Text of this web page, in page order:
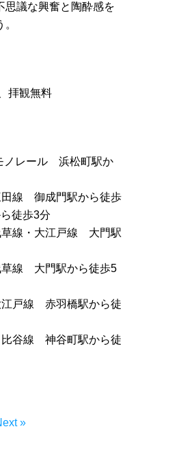
思議な興奮と陶酔感を
拝観無料
ノレール 浜松町駅か
田線 御成門駅から徒歩
徒歩3分
草線・大江戸線 大門駅
草線 大門駅から徒歩5
江戸線 赤羽橋駅から徒
比谷線 神谷町駅から徒
»